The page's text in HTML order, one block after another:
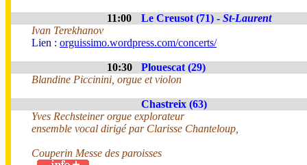
11:00 Le Creusot (71) - St-Laurent
Ivan Terekhanov
Lien : orguissimo.wordpress.com/concerts/
10:30
Plouescat (29)
Blandine Piccinini, orgue et violon
Chastreix (63)
Yves Rechsteiner orgue explorateur
ensemble vocal dirigé par Clarisse Chanteloup,
Couperin Messe des paroisses